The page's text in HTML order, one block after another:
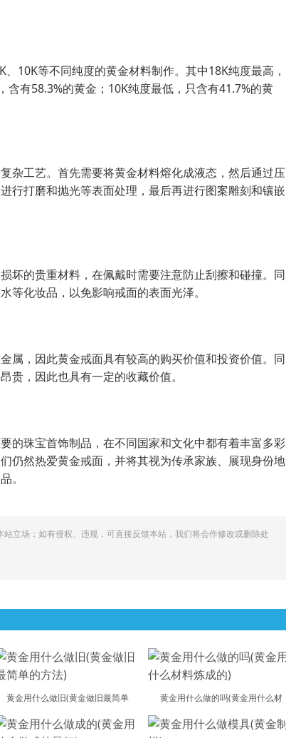
10K等不同纯度的黄金材料制作。其中18K纯度最高，
含有58.3%的黄金；10K纯度最低，只含有41.7%的黄
杂工艺。首先需要将黄金材料熔化成液态，然后通过压
行打磨和抛光等表面处理，最后再进行图案雕刻和镶嵌
坏的贵重材料，在佩戴时需要注意防止刮擦和碰撞。同
等化妆品，以免影响戒面的表面光泽。
属，因此黄金戒面具有较高的购买价值和投资价值。同
贵，因此也具有一定的收藏价值。
的珠宝首饰制品，在不同国家和文化中都有着丰富多彩
仍然热爱黄金戒面，并将其视为传承家族、展现身份地
。
立场；如有侵权、违规，可直接反馈本站，我们将会作修改或删除处
黄金用什么做旧(黄金做旧最简单 黄金用什么做的吗(黄金用什么材